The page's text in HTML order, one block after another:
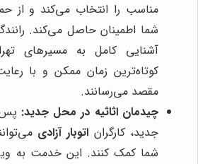
مناسب را انتخاب می‌کند و از
شما اطمینان حاصل می‌کند.
آشنایی کامل به مسیرهای
کوتاه‌ترین زمان ممکن و با
مقصد می‌رسانند.
چیدمان اثاثیه در محل جدید: پس
جدید، کارگران اتوبار آزادی
شما کمک کنند. این خدمت به